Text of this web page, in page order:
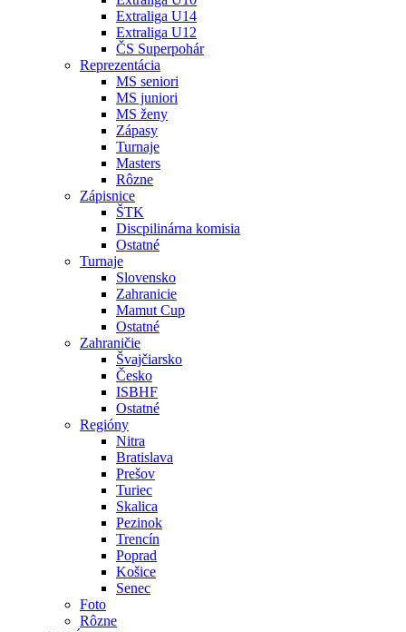
Extraliga U14
Extraliga U12
ČS Superpohár
Reprezentácia
MS seniori
MS juniori
MS ženy
Zápasy
Turnaje
Masters
Rôzne
Zápisnice
ŠTK
Discpilinárna komisia
Ostatné
Turnaje
Slovensko
Zahranicie
Mamut Cup
Ostatné
Zahraničie
Švajčiarsko
Česko
ISBHF
Ostatné
Regióny
Nitra
Bratislava
Prešov
Turiec
Skalica
Pezinok
Trencín
Poprad
Košice
Senec
Foto
Rôzne